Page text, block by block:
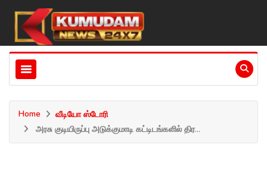
Home
வீடியோ ஸ்டோரி
அரசு குடியிருப்பு அடுக்குமாடி கட்டிடங்களில் திர...